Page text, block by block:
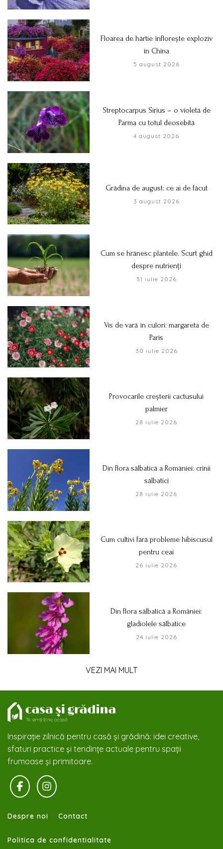
Floarea de hârtie înflorește exploziv
în China
5 august 2026
Streptocarpus Sirius – o violetă de
Parma cu totul deosebită
4 august 2026
Grădina de august: ce ai de făcut
3 august 2026
Cum se hrănesc plantele. Scurt ghid
despre nutrienți
31 iulie 2026
Vis de vară în culori: margareta de
Paris
30 iulie 2026
Provocarile creșterii cactusului
palmier
28 iulie 2026
Din flora sălbatică a României: crinii
sălbatici
28 iulie 2026
Cum cultivi fără probleme hibiscusul
pentru ceai
26 iulie 2026
Din flora sălbatică a României:
gladiolele sălbatice
24 iulie 2026
VEZI MAI MULT
Inspirație zilnică pentru casă și grădină: idei creative,
sfaturi practice și tendințe actuale pentru spații
frumoase și primitoare.
Despre noi Contact
Politica de confidentialitate